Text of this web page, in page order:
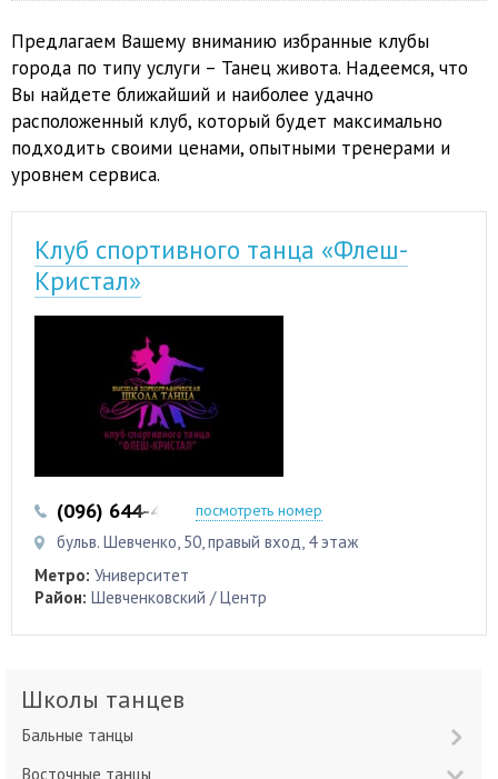
Предлагаем Вашему вниманию избранные клубы
города по типу услуги – Танец живота. Надеемся, что
Вы найдете ближайший и наиболее удачно
расположенный клуб, который будет максимально
подходить своими ценами, опытными тренерами и
уровнем сервиса.
Клуб спортивного танца «Флеш-
Кристал»
(096) 644-44-46посмотреть номер
бульв. Шевченко, 50, правый вход, 4 этаж
Метро: Университет
Район: Шевченковский / Центр
Школы танцев
Бальные танцы
Восточные танцы